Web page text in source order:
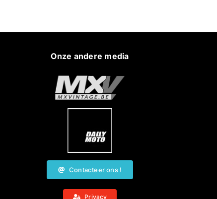
Onze andere media
Contacteer ons !
Privacy